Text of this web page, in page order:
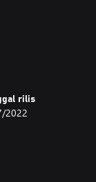
rilis
2022